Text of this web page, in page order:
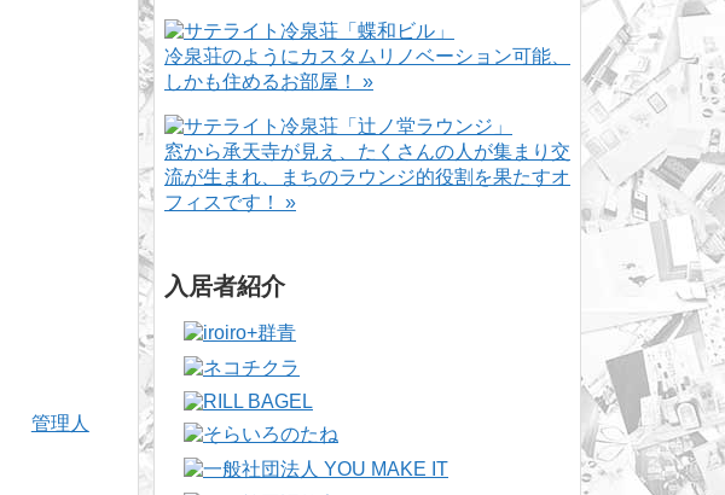
管理人
冷泉荘のようにカスタムリノベーション可能、
しかも住めるお部屋！ »
窓から承天寺が見え、たくさんの人が集まり交
流が生まれ、まちのラウンジ的役割を果たすオ
フィスです！ »
入居者紹介